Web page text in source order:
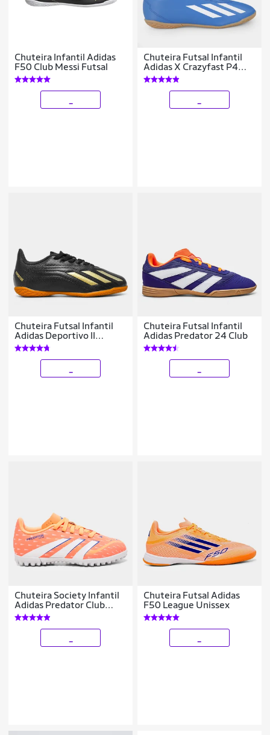
Chuteira Infantil Adidas
F50 Club Messi Futsal
Chuteira Futsal Infantil
Adidas X Crazyfast P4
Unissex
Chuteira Futsal Infantil
Adidas Deportivo II
Unissex - Exclusiva
Chuteira Futsal Infantil
Adidas Predator 24 Club
Chuteira Society Infantil
Adidas Predator Club
Unissex
Chuteira Futsal Adidas
F50 League Unissex